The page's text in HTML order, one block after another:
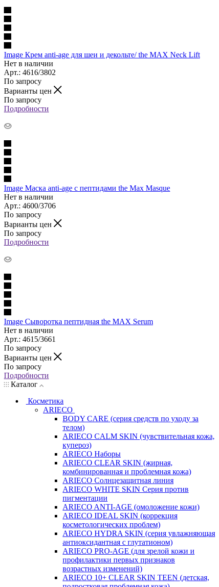
Image Крем anti-age для шеи и декольте/ the MAX Neck Lift
Нет в наличии
Арт.: 4616/3802
По запросу
Варианты цен
По запросу
Подробности
Image Маска anti-age с пептидами the Max Masque
Нет в наличии
Арт.: 4600/3706
По запросу
Варианты цен
По запросу
Подробности
Image Сыворотка пептидная the MAX Serum
Нет в наличии
Арт.: 4615/3661
По запросу
Варианты цен
По запросу
Подробности
Каталог
Косметика
ARIECO
BODY CARE (серия средств по уходу за
телом)
ARIECO CALM SKIN (чувствительная кожа,
купероз)
ARIECO Наборы
ARIECO CLEAR SKIN (жирная,
комбинированная и проблемная кожа)
ARIECO Солнцезащитная линия
ARIECO WHITE SKIN Серия против
пигментации
ARIECO ANTI-AGE (омоложение кожи)
ARIECO IDEAL SKIN (коррекция
косметологических проблем)
ARIECO HYDRA SKIN (серия увлажняющая
антиоксидантная с глутатионом)
ARIECO PRO-AGE (для зрелой кожи и
профилактики первых признаков
возрастных изменений)
ARIECO 10+ CLEAR SKIN TEEN (детская,